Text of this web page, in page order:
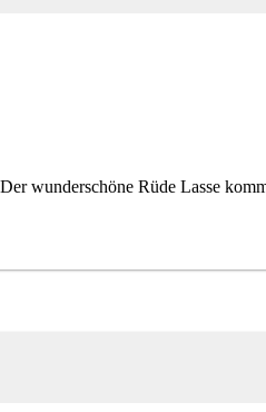
wunderschöne Rüde Lasse